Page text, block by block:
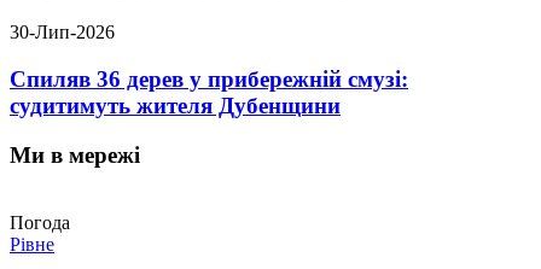
30-Лип-2026
Спиляв 36 дерев у прибережній смузі:
судитимуть жителя Дубенщини
Ми в мережі
Погода
Рівне